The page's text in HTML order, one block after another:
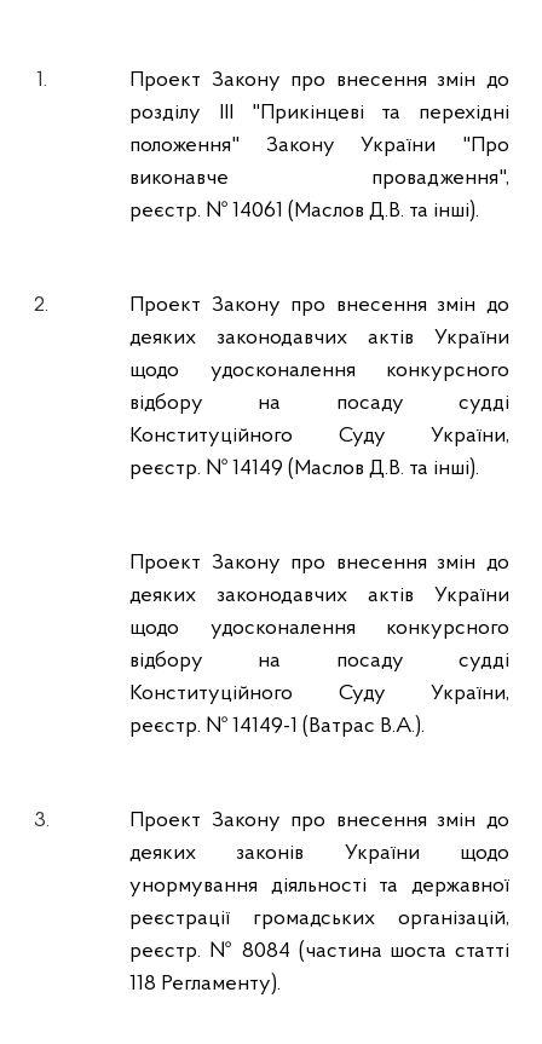
1.
Проект Закону про внесення змін до
розділу ІІІ "Прикінцеві та перехідні
положення" Закону України "Про
виконавче провадження",
реєстр. № 14061 (Маслов Д.В. та інші).
2.
Проект Закону про внесення змін до
деяких законодавчих актів України
щодо удосконалення конкурсного
відбору на посаду судді
Конституційного Суду України,
реєстр. № 14149 (Маслов Д.В. та інші).
Проект Закону про внесення змін до
деяких законодавчих актів України
щодо удосконалення конкурсного
відбору на посаду судді
Конституційного Суду України,
реєстр. № 14149-1 (Ватрас В.А.).
3.
Проект Закону про внесення змін до
деяких законів України щодо
унормування діяльності та державної
реєстрації громадських організацій,
реєстр. № 8084 (частина шоста статті
118 Регламенту).